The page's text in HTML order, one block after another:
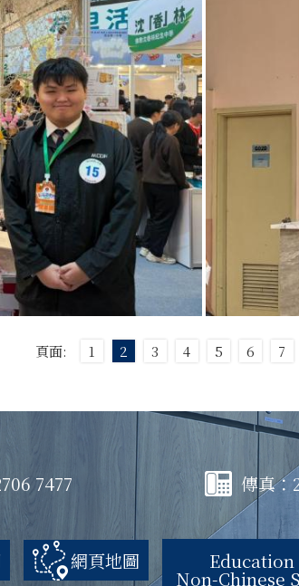
頁面: 1 2 3 4 5 6 7
7477 傳真：
網頁地圖
Non-Chinese